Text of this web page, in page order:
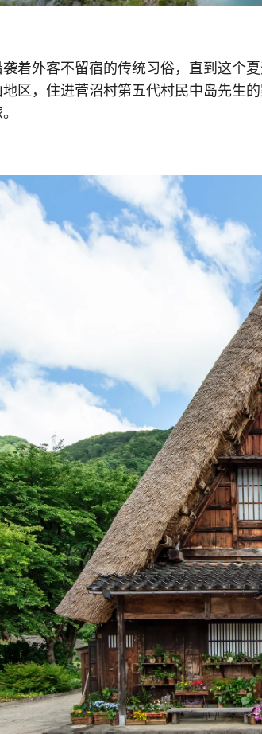
着外客不留宿的传统习俗，直到这
区，住进菅沼村第五代村民中岛先生